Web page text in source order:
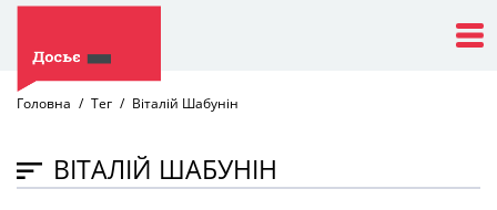
Головна Тег Віталій Шабунін
ВІТАЛІЙ ШАБУНІН